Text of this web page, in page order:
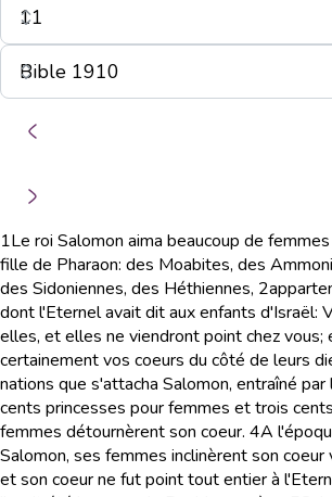
1Le roi Salomon aima beaucoup de
fille de Pharaon: des Moabites, des
des Sidoniennes, des Héthiennes, 2
dont l'Eternel avait dit aux enfants d'Israël:
elles, et elles ne viendront point chez vous;
certainement vos coeurs du côté de leurs
nations que s'attacha Salomon, entraîné par
cents princesses pour femmes et trois
femmes détournèrent son coeur. 4A
Salomon, ses femmes inclinèrent son coeur
et son coeur ne fut point tout entier à